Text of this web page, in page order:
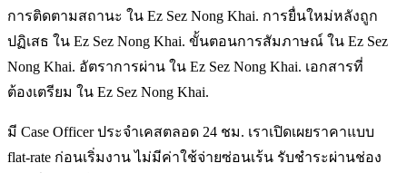
การติดตามสถานะ ใน Ez Sez Nong Khai. การยื่นใหม่หลังถูก
ปฏิเสธ ใน Ez Sez Nong Khai. ขั้นตอนการสัมภาษณ์ ใน Ez Sez
Nong Khai. อัตราการผ่าน ใน Ez Sez Nong Khai. เอกสารที่
ต้องเตรียม ใน Ez Sez Nong Khai.
มี Case Officer ประจำเคสตลอด 24 ชม. เราเปิดเผยราคาแบบ
flat-rate ก่อนเริ่มงาน ไม่มีค่าใช้จ่ายซ่อนเร้น รับชำระผ่านช่อง